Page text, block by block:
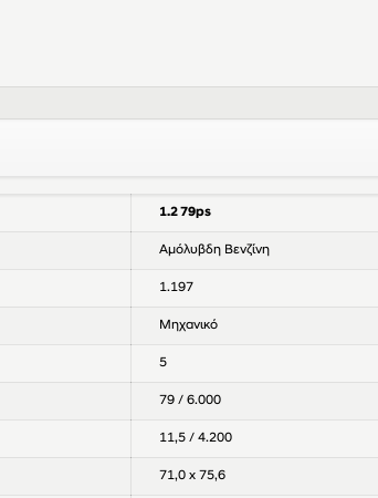
1.2 79ps
Αμόλυβδη Βενζίνη
1.197
Μηχανικό
5
79 / 6.000
11,5 / 4.200
71,0 x 75,6